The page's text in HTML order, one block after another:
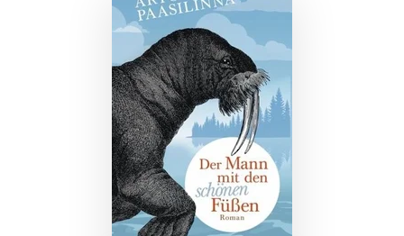
ZUM BUCH